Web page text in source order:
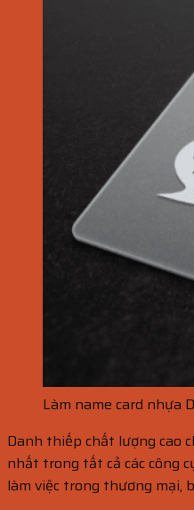
Làm name card nhựa
Danh thiếp chất lượng cao
nhất trong tất cả các công
làm việc trong thương mại,